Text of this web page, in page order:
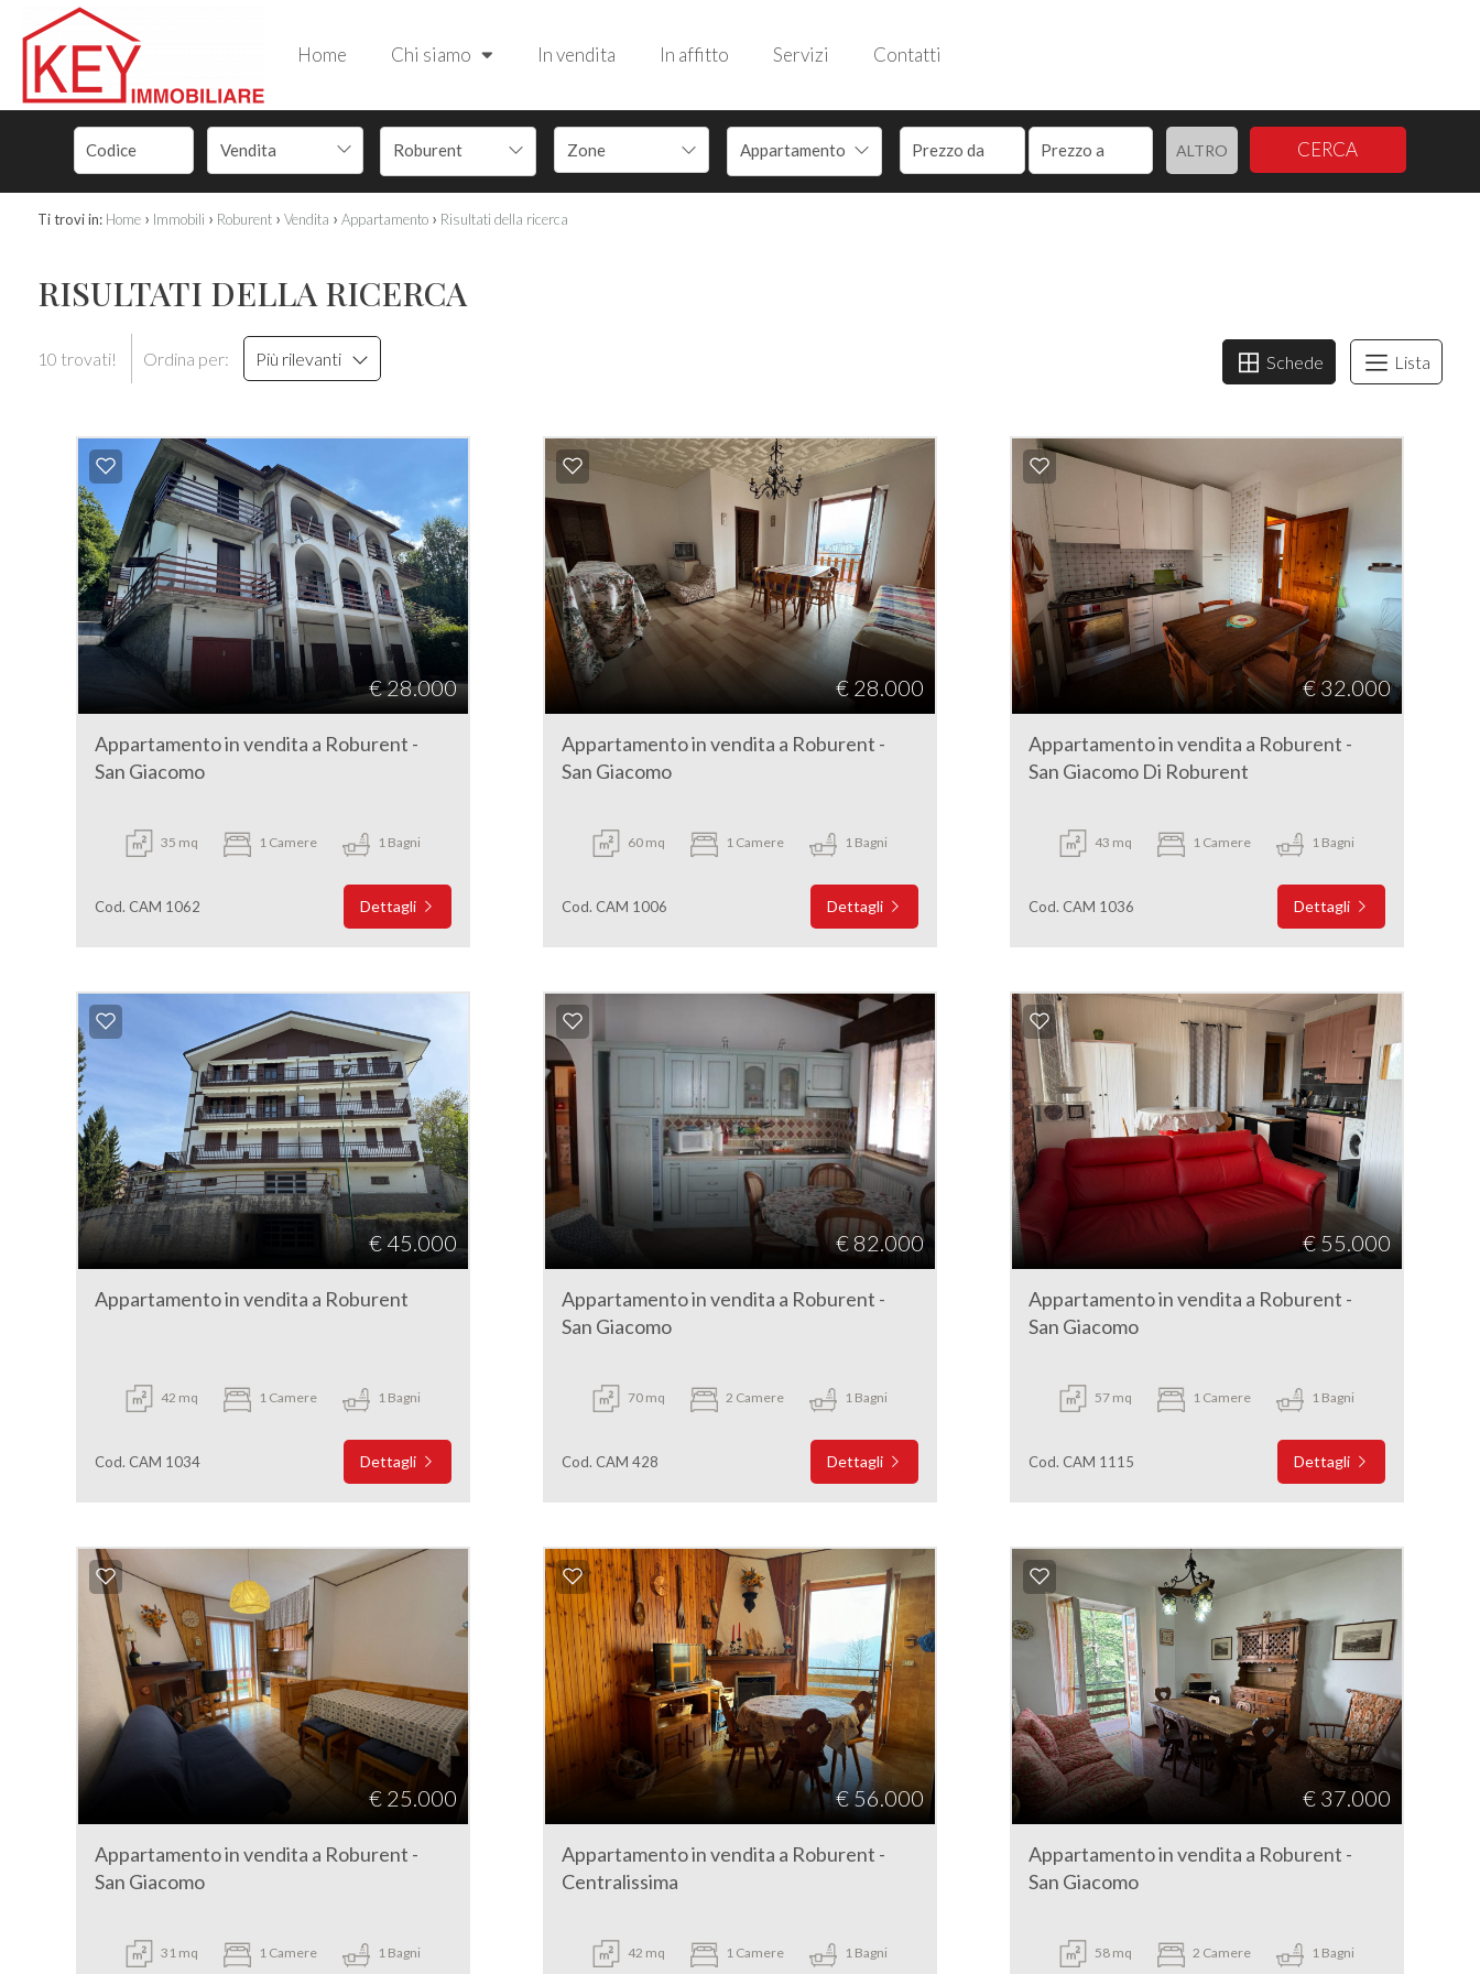
Home Chi siamo In vendita In affitto Servizi Contatti
Vendita Roburent Appartamento ALTRO CERCA
Ti trovi in: Home › Immobili › Roburent › Vendita › Appartamento › Risultati della ricerca
RISULTATI DELLA RICERCA
10 trovati! Ordina per: Più rilevanti Schede Lista
€ 28.000
Appartamento in vendita a Roburent -
San Giacomo
35 mq 1 Camere 1 Bagni
Cod. CAM 1062 Dettagli
€ 28.000
Appartamento in vendita a Roburent -
San Giacomo
60 mq 1 Camere 1 Bagni
Cod. CAM 1006 Dettagli
€ 32.000
Appartamento in vendita a Roburent -
San Giacomo Di Roburent
43 mq 1 Camere 1 Bagni
Cod. CAM 1036 Dettagli
€ 45.000
Appartamento in vendita a Roburent
42 mq 1 Camere 1 Bagni
Cod. CAM 1034 Dettagli
€ 82.000
Appartamento in vendita a Roburent -
San Giacomo
70 mq 2 Camere 1 Bagni
Cod. CAM 428 Dettagli
€ 55.000
Appartamento in vendita a Roburent -
San Giacomo
57 mq 1 Camere 1 Bagni
Cod. CAM 1115 Dettagli
€ 25.000
Appartamento in vendita a Roburent -
San Giacomo
31 mq 1 Camere 1 Bagni
€ 56.000
Appartamento in vendita a Roburent -
Centralissima
42 mq 1 Camere 1 Bagni
€ 37.000
Appartamento in vendita a Roburent -
San Giacomo
58 mq 2 Camere 1 Bagni